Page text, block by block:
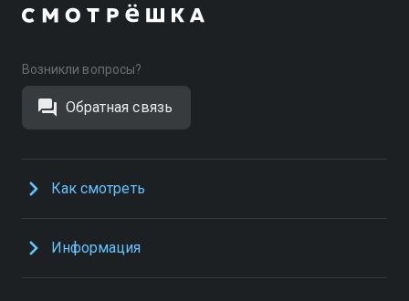
Возникли вопросы?
Обратная связь
Как смотреть
Информация